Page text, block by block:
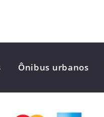
Ônibus urbanos